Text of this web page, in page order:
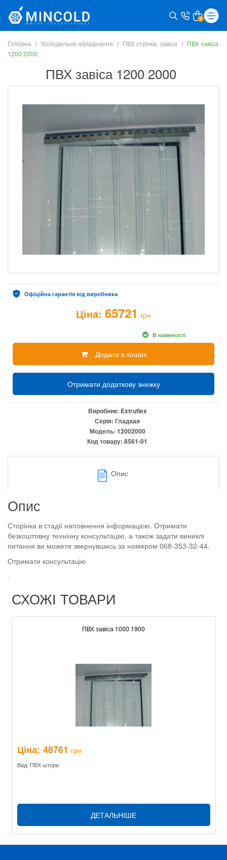
0
Головна Холодильне обладнання ПВХ стрічка, завіси
ПВХ завіса
1200 2000
ПВХ завіса 1200 2000
Офіційна гарантія від виробника
Ціна: 65721 грн
В наявності
Додати в кошик
Отримати додаткову знижку
Виробник: Extruflex
Серія: Гладкая
Модель: 12002000
Код товару: 8561-01
Опис
Опис
Сторінка в стадії наповнення інформацією. Отримати
безкоштовну технічну консультацію, а також задати виниклі
питання ви можете звернувшись за номером 068-353-32-44.
Отримати консультацію
.
СХОЖІ ТОВАРИ
ПВХ завіса 1000 1900
Ціна: 48761 грн
Вид: ПВХ штори
ДЕТАЛЬНІШЕ